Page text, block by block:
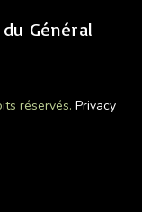
Général
réservés. Privacy